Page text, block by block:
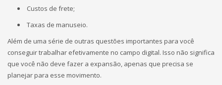
Custos de frete;
Taxas de manuseio.
Além de uma série de outras questões importantes para você
conseguir trabalhar efetivamente no campo digital. Isso não significa
que você não deve fazer a expansão, apenas que precisa se
planejar para esse movimento.